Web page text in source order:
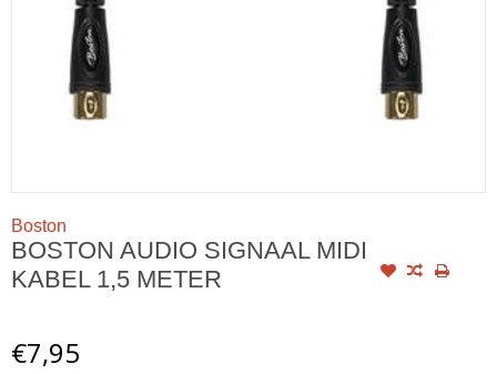
Boston
BOSTON AUDIO SIGNAAL MIDI
KABEL 1,5 METER
€7,95